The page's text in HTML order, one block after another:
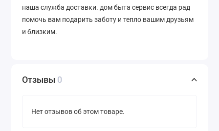
наша служба доставки. дом быта сервис всегда рад
помочь вам подарить заботу и тепло вашим друзьям
и близким.
Отзывы 0
Нет отзывов об этом товаре.